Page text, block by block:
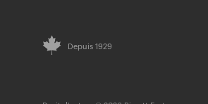
Depuis 1929